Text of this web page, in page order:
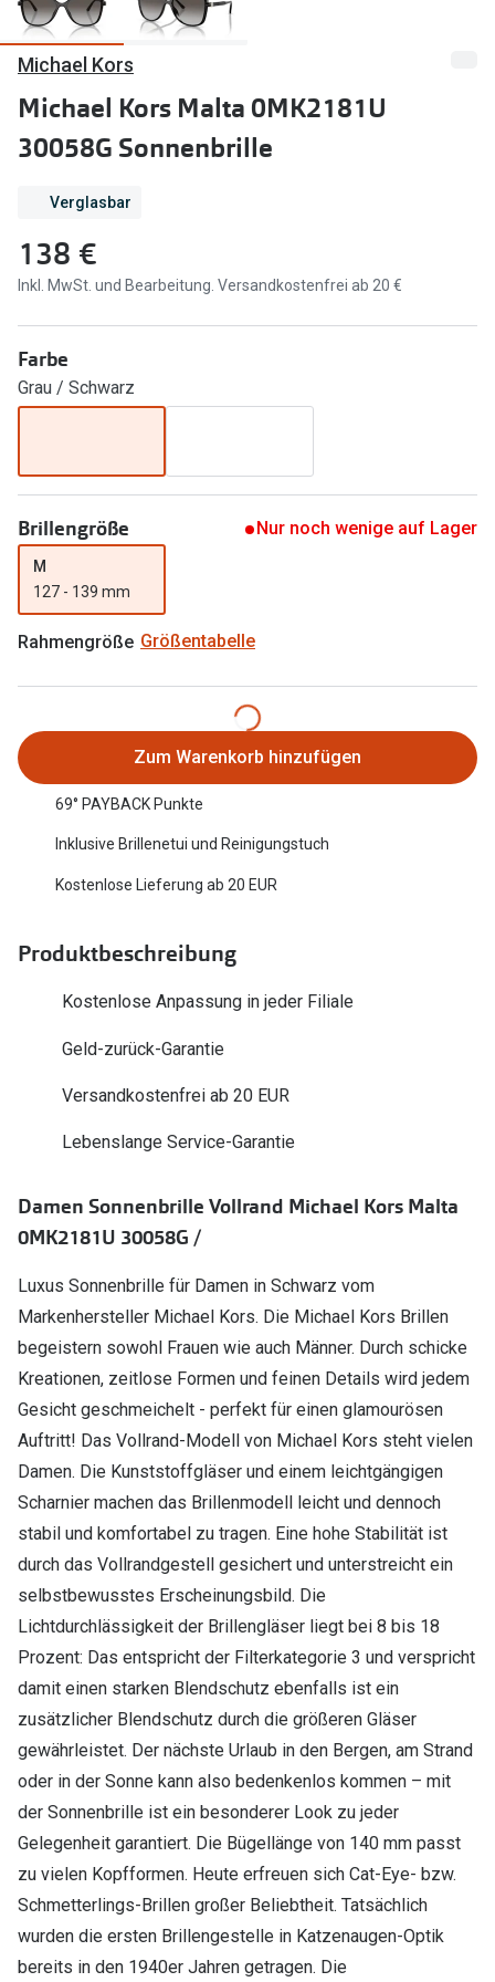
Marken
Ray-Ban
DbyD
Prada
Seen
Miu Miu
alle Marken
Ratgeber
Gleitsicht Ratgeber
Alle Brillen Ratgeber
Angebote
Brillen 2 für 1
20% auf selbsttönende Gläser
Back to School: 50% auf die zweite Kinderbrille
Nuance Audio Brille
Ray-Ban Meta
Oakley Meta
Brillentrends 2026
Brillenglas Typen
Transitions Gläser
Blaulichtfilter
Stellest®-Brillengläser
Zubehör
Brillenbügel
Brillenetuis
Brillenkettchen
Oakley
Zubehör
Michael Kors
Michael Kors Malta 0MK2181U
30058G Sonnenbrille
Verglasbar
138 €
Inkl. MwSt. und Bearbeitung. Versandkostenfrei ab 20 €
Farbe
Grau / Schwarz
Brillengröße Nur noch wenige auf Lager
M
127 - 139 mm
Rahmengröße Größentabelle
Zum Warenkorb hinzufügen
69° PAYBACK Punkte
Inklusive Brillenetui und Reinigungstuch
Kostenlose Lieferung ab 20 EUR
Produktbeschreibung
Kostenlose Anpassung in jeder Filiale
Geld-zurück-Garantie
Versandkostenfrei ab 20 EUR
Lebenslange Service-Garantie
Damen Sonnenbrille Vollrand Michael Kors Malta
0MK2181U 30058G /
Luxus Sonnenbrille für Damen in Schwarz vom
Markenhersteller Michael Kors. Die Michael Kors Brillen
begeistern sowohl Frauen wie auch Männer. Durch schicke
Kreationen, zeitlose Formen und feinen Details wird jedem
Gesicht geschmeichelt - perfekt für einen glamourösen
Auftritt! Das Vollrand-Modell von Michael Kors steht vielen
Damen. Die Kunststoffgläser und einem leichtgängigen
Scharnier machen das Brillenmodell leicht und dennoch
stabil und komfortabel zu tragen. Eine hohe Stabilität ist
durch das Vollrandgestell gesichert und unterstreicht ein
selbstbewusstes Erscheinungsbild. Die
Lichtdurchlässigkeit der Brillengläser liegt bei 8 bis 18
Prozent: Das entspricht der Filterkategorie 3 und verspricht
damit einen starken Blendschutz ebenfalls ist ein
zusätzlicher Blendschutz durch die größeren Gläser
gewährleistet. Der nächste Urlaub in den Bergen, am Strand
oder in der Sonne kann also bedenkenlos kommen – mit
der Sonnenbrille ist ein besonderer Look zu jeder
Gelegenheit garantiert. Die Bügellänge von 140 mm passt
zu vielen Kopfformen. Heute erfreuen sich Cat-Eye- bzw.
Schmetterlings-Brillen großer Beliebtheit. Tatsächlich
wurden die ersten Brillengestelle in Katzenaugen-Optik
bereits in den 1940er Jahren getragen. Die